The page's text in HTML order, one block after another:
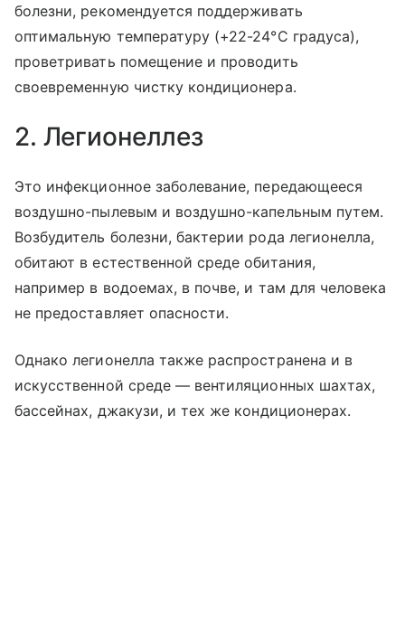
болезни, рекомендуется поддерживать
оптимальную температуру (+22-24°С градуса),
проветривать помещение и проводить
своевременную чистку кондиционера.
2. Легионеллез
Это инфекционное заболевание, передающееся
воздушно-пылевым и воздушно-капельным путем.
Возбудитель болезни, бактерии рода легионелла,
обитают в естественной среде обитания,
например в водоемах, в почве, и там для человека
не предоставляет опасности.
Однако легионелла также распространена и в
искусственной среде — вентиляционных шахтах,
бассейнах, джакузи, и тех же кондиционерах.